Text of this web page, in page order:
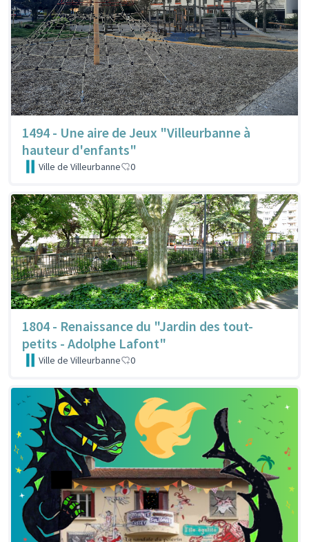
1494 - Une aire de Jeux "Villeurbanne à
hauteur d'enfants"
Ville de Villeurbanne 0
1804 - Renaissance du "Jardin des tout-
petits - Adolphe Lafont"
Ville de Villeurbanne 0